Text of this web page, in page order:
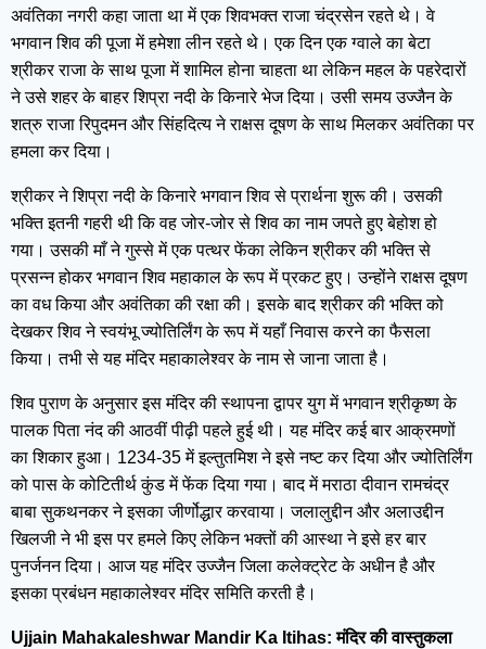
अवंतिका नगरी कहा जाता था में एक शिवभक्त राजा चंद्रसेन रहते थे। वे
भगवान शिव की पूजा में हमेशा लीन रहते थे। एक दिन एक ग्वाले का बेटा
श्रीकर राजा के साथ पूजा में शामिल होना चाहता था लेकिन महल के पहरेदारों
ने उसे शहर के बाहर शिप्रा नदी के किनारे भेज दिया। उसी समय उज्जैन के
शत्रु राजा रिपुदमन और सिंहदित्य ने राक्षस दूषण के साथ मिलकर अवंतिका पर
हमला कर दिया।
श्रीकर ने शिप्रा नदी के किनारे भगवान शिव से प्रार्थना शुरू की। उसकी
भक्ति इतनी गहरी थी कि वह जोर-जोर से शिव का नाम जपते हुए बेहोश हो
गया। उसकी माँ ने गुस्से में एक पत्थर फेंका लेकिन श्रीकर की भक्ति से
प्रसन्न होकर भगवान शिव महाकाल के रूप में प्रकट हुए। उन्होंने राक्षस दूषण
का वध किया और अवंतिका की रक्षा की। इसके बाद श्रीकर की भक्ति को
देखकर शिव ने स्वयंभू ज्योतिर्लिंग के रूप में यहाँ निवास करने का फैसला
किया। तभी से यह मंदिर महाकालेश्वर के नाम से जाना जाता है।
शिव पुराण के अनुसार इस मंदिर की स्थापना द्वापर युग में भगवान श्रीकृष्ण के
पालक पिता नंद की आठवीं पीढ़ी पहले हुई थी। यह मंदिर कई बार आक्रमणों
का शिकार हुआ। 1234-35 में इल्तुतमिश ने इसे नष्ट कर दिया और ज्योतिर्लिंग
को पास के कोटितीर्थ कुंड में फेंक दिया गया। बाद में मराठा दीवान रामचंद्र
बाबा सुकथनकर ने इसका जीर्णोद्धार करवाया। जलालुद्दीन और अलाउद्दीन
खिलजी ने भी इस पर हमले किए लेकिन भक्तों की आस्था ने इसे हर बार
पुनर्जनन दिया। आज यह मंदिर उज्जैन जिला कलेक्ट्रेट के अधीन है और
इसका प्रबंधन महाकालेश्वर मंदिर समिति करती है।
Ujjain Mahakaleshwar Mandir Ka Itihas: मंदिर की वास्तुकला